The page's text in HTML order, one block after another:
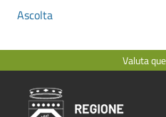
Ascolta
Valuta